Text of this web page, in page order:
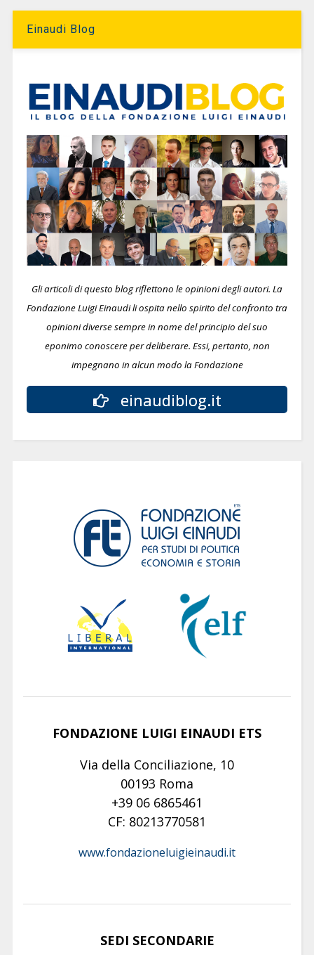
Einaudi Blog
Gli articoli di questo blog riflettono le opinioni degli autori. La
Fondazione Luigi Einaudi li ospita nello spirito del confronto tra
opinioni diverse sempre in nome del principio del suo
eponimo conoscere per deliberare. Essi, pertanto, non
impegnano in alcun modo la Fondazione
einaudiblog.it
FONDAZIONE LUIGI EINAUDI ETS
Via della Conciliazione, 10
00193 Roma
+39 06 6865461
CF: 80213770581
www.fondazioneluigieinaudi.it
SEDI SECONDARIE